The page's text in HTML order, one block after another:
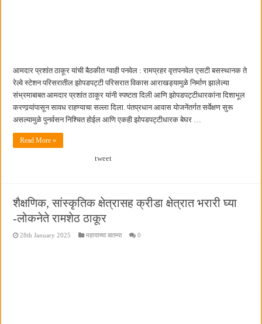
आमदार प्रशांत ठाकूर यांची बैठकीत ग्वाही पनवेल : रामप्रहर वृत्तपनवेल एसटी बसस्थानक ते
रेल्वे स्टेशन परिसरातील झोपडपट्टी परिसरात विकास आराखड्यामुळे निर्माण झालेल्या
संभ्रमाबाबत आमदार प्रशांत ठाकूर यांनी स्पष्टता दिली आणि झोपडपट्टीधारकांना दिशाभूल
करणार्‍यांपासून सावध राहण्याचा सल्ला दिला. पंतप्रधान आवास योजनेंतर्गत सर्वेक्षण सुरू
असल्यामुळे पुनर्वसन निश्चित होईल आणि एकही झोपडपट्टीधारक बेघर …
Read More »
tweet
शैक्षणिक, सांस्कृतिक क्षेत्रासह क्रीडा क्षेत्रात भरारी घ्या
-लोकनेते रामशेठ ठाकूर
28th January 2025 महत्वाच्या बातम्या 0